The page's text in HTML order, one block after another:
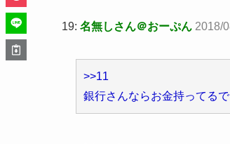
19: 名無しさん＠おーぷん 2018/
>>11
銀行さんならお金持ってる